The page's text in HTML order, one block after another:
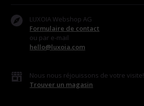
LUXOIA Webshop AG
Formulaire de contact
ou par e-mail
hello@luxoia.com
Nous nous réjouissons de votre visite!
Trouver un magasin